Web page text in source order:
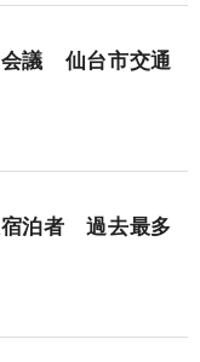
議 仙台市交通
泊者 過去最多